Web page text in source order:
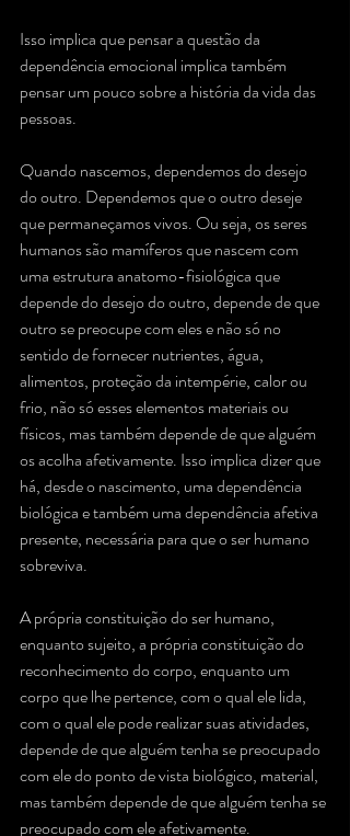
Isso implica que pensar a questão da
dependência emocional implica também
pensar um pouco sobre a história da vida das
pessoas.
Quando nascemos, dependemos do desejo
do outro. Dependemos que o outro deseje
que permaneçamos vivos. Ou seja, os seres
humanos são mamíferos que nascem com
uma estrutura anatomo-fisiológica que
depende do desejo do outro, depende de que
outro se preocupe com eles e não só no
sentido de fornecer nutrientes, água,
alimentos, proteção da intempérie, calor ou
frio, não só esses elementos materiais ou
físicos, mas também depende de que alguém
os acolha afetivamente. Isso implica dizer que
há, desde o nascimento, uma dependência
biológica e também uma dependência afetiva
presente, necessária para que o ser humano
sobreviva.
A própria constituição do ser humano,
enquanto sujeito, a própria constituição do
reconhecimento do corpo, enquanto um
corpo que lhe pertence, com o qual ele lida,
com o qual ele pode realizar suas atividades,
depende de que alguém tenha se preocupado
com ele do ponto de vista biológico, material,
mas também depende de que alguém tenha se
preocupado com ele afetivamente.